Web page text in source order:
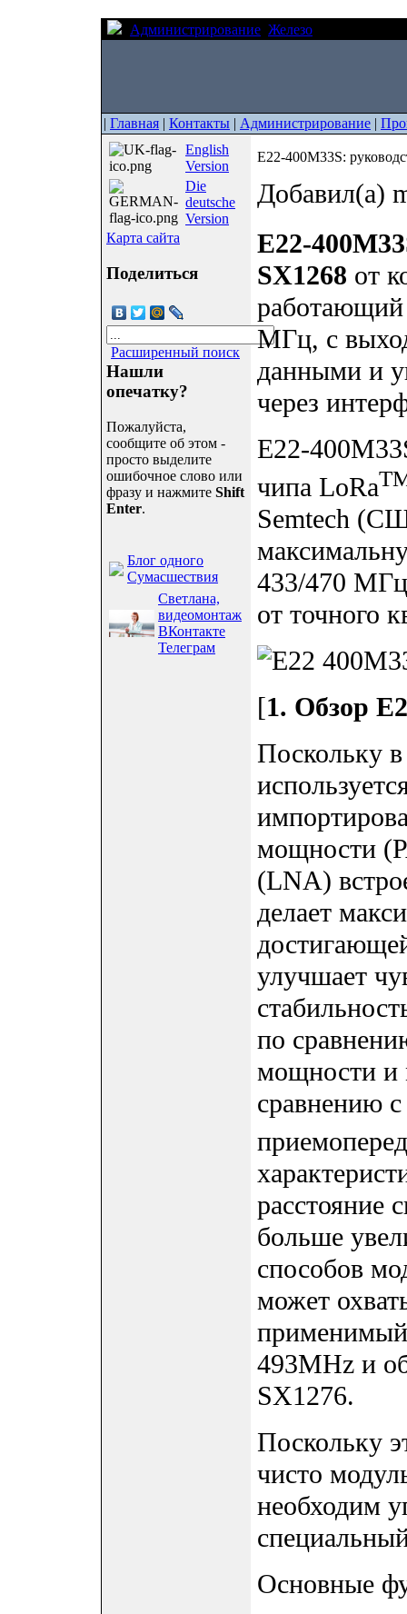
Администрирование Железо
| Главная | Контакты | Администрирование |
English
Version
Die
deutsche
Version
Карта сайта
Поделиться
Расширенный поиск
Нашли
опечатку?
Пожалуйста,
сообщите об этом -
просто выделите
ошибочное слово или
фразу и нажмите Shift
Enter.
Блог одного
Сумасшествия
Светлана,
видеомонтаж
ВКонтакте
Телеграм
E22-400M33S:
Добавил(а)
E22-
SX1268 от
работающий
МГц, с
данными и
через
E22-
чипа LoRa
Semtech
433/470
от точного
[1. Обзор
Поскольку в
мощности
(LNA)
делает
улучшает
по
мощности и
сравнению
расстояние
больше
способов
может
применимый
493MHz и
SX1276.
Поскольку
чисто
необходим
Основные